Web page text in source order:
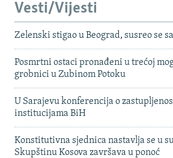
Vesti/Vijesti
Zelenski stigao u Beograd, susreo se
Posmrtni ostaci pronađeni u trećoj
grobnici u Zubinom Potoku
U Sarajevu konferencija o
institucijama BiH
Konstitutivna sjednica nastavlja se u
Skupštinu Kosova završava u ponoć